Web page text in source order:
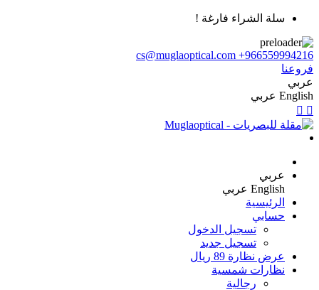
سلة الشراء فارغة !
cs@muglaoptical.com +966559994216
فروعنا
عربي
English عربي
عربي
English عربي
الرئيسية
حسابي
تسجيل الدخول
تسجيل جديد
عرض نظارة 89 ريال
نظارات شمسية
رجالية